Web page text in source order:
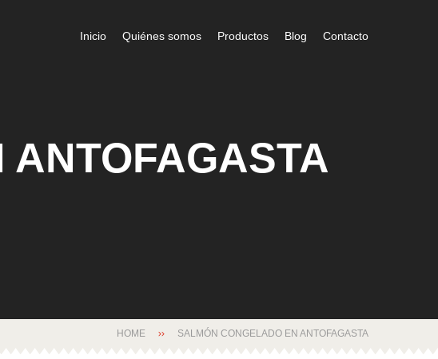
Inicio Quiénes somos Productos Blog Contacto
HOME SALMÓN CONGELADO EN ANTOFAGASTA